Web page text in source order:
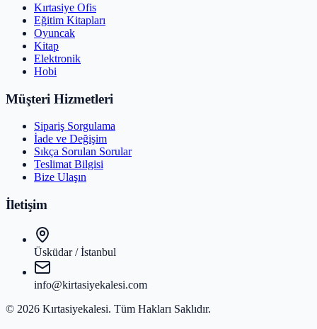
Kırtasiye Ofis
Eğitim Kitapları
Oyuncak
Kitap
Elektronik
Hobi
Müşteri Hizmetleri
Sipariş Sorgulama
İade ve Değişim
Sıkça Sorulan Sorular
Teslimat Bilgisi
Bize Ulaşın
İletişim
Üsküdar / İstanbul
info@kirtasiyekalesi.com
© 2026 Kırtasiyekalesi. Tüm Hakları Saklıdır.